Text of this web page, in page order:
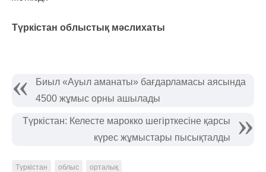
Түркістан облыстық мәслихаты
Биыл «Ауыл аманаты» бағдарламасы аясында
4500 жұмыс орны ашылады
Түркістан: Келесте марокко шегірткесіне қарсы
күрес жұмыстары пысықталды
Түркістан облыс орталық